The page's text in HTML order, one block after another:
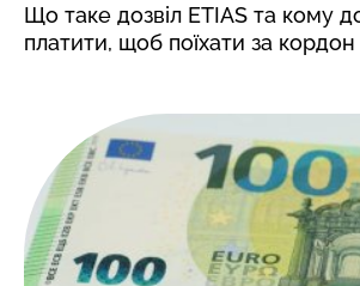
Що таке дозвіл ETIAS та кому
платити, щоб поїхати за кордон